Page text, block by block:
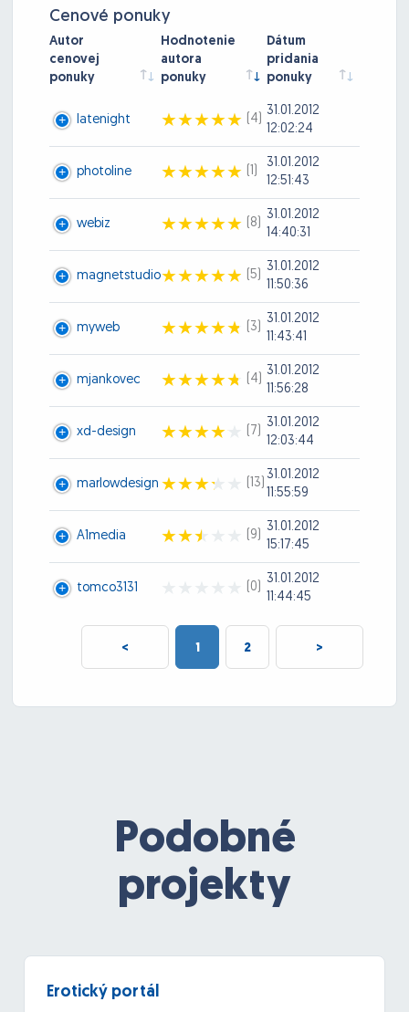
Cenové ponuky
Autor
cenovej
ponuky
Hodnotenie
autora
ponuky
Dátum
pridania
ponuky
latenight (4)
31.01.2012
12:02:24
photoline (1)
31.01.2012
12:51:43
webiz (8)
31.01.2012
14:40:31
magnetstudio (5)
31.01.2012
11:50:36
myweb (3)
31.01.2012
11:43:41
mjankovec (4)
31.01.2012
11:56:28
xd-design (7)
31.01.2012
12:03:44
marlowdesign (13)
31.01.2012
11:55:59
A1media (9)
31.01.2012
15:17:45
tomco3131 (0)
31.01.2012
11:44:45
< 1 2 >
Podobné
projekty
Erotický portál